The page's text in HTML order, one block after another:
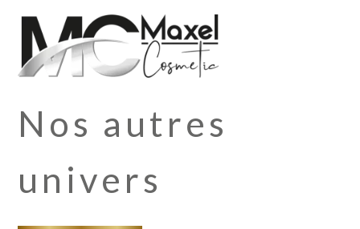
Nos autres
univers